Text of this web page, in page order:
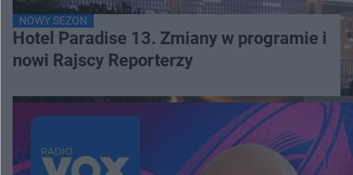
NOWY SEZON
Hotel Paradise 13. Zmiany w programie i
nowi Rajscy Reporterzy